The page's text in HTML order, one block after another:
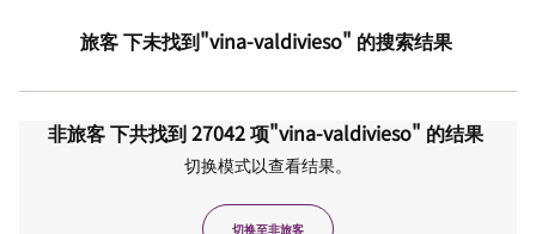
旅客下未找到"vina-valdivieso" 的搜索结果
非旅客下共找到27042项"vina-valdivieso" 的结果
切换模式以查看结果。
切换至非旅客